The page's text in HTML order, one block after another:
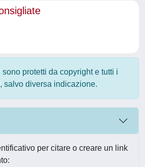
sono protetti da copyright e tutti i
salvo diversa indicazione.
per citare o creare un link